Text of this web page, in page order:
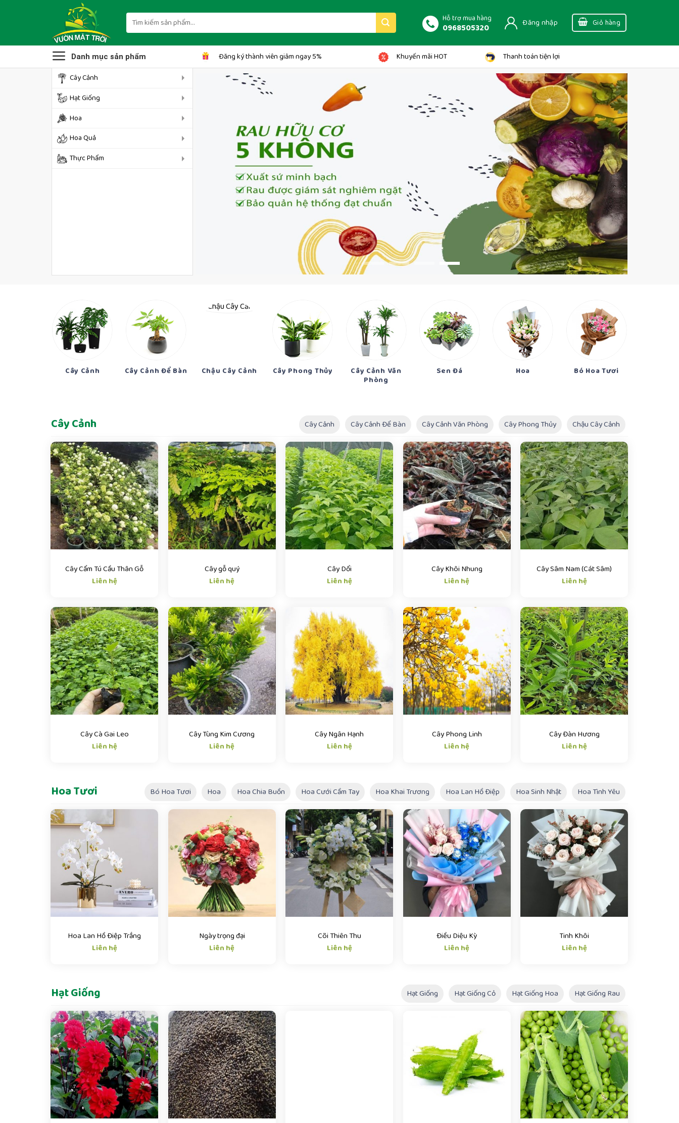
Tìm
kiếm:
Hỗ trợ mua hàng
0968505320 Đăng nhập Giỏ hàng
Danh mục sản phẩm
Cây Cảnh
Hạt Giống
Hoa
Hoa Quả
Thực Phẩm
Đăng ký thành viên giảm ngay 5% Khuyến mãi HOT Thanh toán tiện lợi
Cây Cảnh Cây Cảnh Để Bàn Chậu Cây Cảnh Cây Phong Thủy Cây Cảnh Văn
Phòng
Sen Đá Hoa Bó Hoa Tươi
Cây Cảnh Cây Cảnh Cây Cảnh Để Bàn Cây Cảnh Văn Phòng Cây Phong Thủy Chậu Cây Cảnh
Cây Cẩm Tú Cầu Thân Gỗ
Liên hệ
Cây gỗ quý
Liên hệ
Cây Dổi
Liên hệ
Cây Khôi Nhung
Liên hệ
Cây Sâm Nam (Cát Sâm)
Liên hệ
Cây Cà Gai Leo
Liên hệ
Cây Tùng Kim Cương
Liên hệ
Cây Ngân Hạnh
Liên hệ
Cây Phong Linh
Liên hệ
Cây Đàn Hương
Liên hệ
Hoa Tươi Bó Hoa Tươi Hoa Hoa Chia Buồn Hoa Cưới Cầm Tay Hoa Khai Trương Hoa Lan Hồ Điệp Hoa Sinh Nhật Hoa Tình Yêu
Hoa Lan Hồ Điệp Trắng
Liên hệ
Ngày trọng đại
Liên hệ
Cõi Thiên Thu
Liên hệ
Điều Diệu Kỳ
Liên hệ
Tinh Khôi
Liên hệ
Hạt Giống Hạt Giống Hạt Giống Cỏ Hạt Giống Hoa Hạt Giống Rau